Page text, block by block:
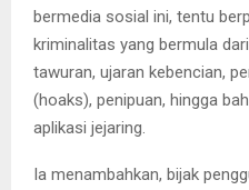
bermedia sosial ini, tentu
kriminalitas yang bermula
tawuran, ujaran kebencian,
(hoaks), penipuan, hingga
aplikasi jejaring.
Ia menambahkan, bijak